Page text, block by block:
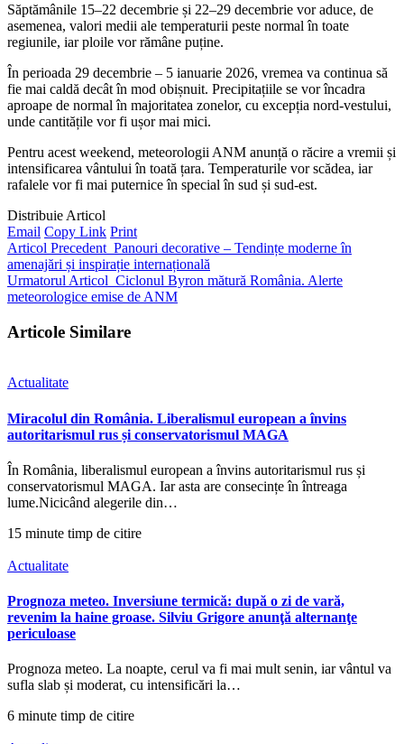
Săptămânile 15–22 decembrie și 22–29 decembrie vor aduce, de
asemenea, valori medii ale temperaturii peste normal în toate
regiunile, iar ploile vor rămâne puține.
În perioada 29 decembrie – 5 ianuarie 2026, vremea va continua să
fie mai caldă decât în mod obișnuit. Precipitațiile se vor încadra
aproape de normal în majoritatea zonelor, cu excepția nord-vestului,
unde cantitățile vor fi ușor mai mici.
Pentru acest weekend, meteorologii ANM anunță o răcire a vremii și
intensificarea vântului în toată țara. Temperaturile vor scădea, iar
rafalele vor fi mai puternice în special în sud și sud-est.
Distribuie Articol
Email Copy Link Print
Articol Precedent Panouri decorative – Tendințe moderne în
amenajări și inspirație internațională
Urmatorul Articol Ciclonul Byron mătură România. Alerte
meteorologice emise de ANM
Articole Similare
Actualitate
Miracolul din România. Liberalismul european a învins
autoritarismul rus și conservatorismul MAGA
În România, liberalismul european a învins autoritarismul rus și
conservatorismul MAGA. Iar asta are consecințe în întreaga
lume.Nicicând alegerile din…
15 minute timp de citire
Actualitate
Prognoza meteo. Inversiune termică: după o zi de vară,
revenim la haine groase. Silviu Grigore anunţă alternanţe
periculoase
Prognoza meteo. La noapte, cerul va fi mai mult senin, iar vântul va
sufla slab și moderat, cu intensificări la…
6 minute timp de citire